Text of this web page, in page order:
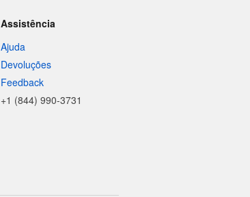
Assistência
Ajuda
Devoluções
Feedback
+1 (844) 990-3731